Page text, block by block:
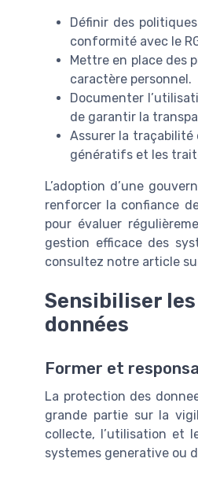
Définir des
conformité avec le
Mettre en place des
caractère personnel.
Documenter
de garantir la
Assurer la traçabilité
génératifs et les
L’adoption d’une
renforcer la confiance
pour évaluer
gestion efficace des
consultez notre article
Sensibiliser
données
Former et
La protection des
grande partie sur la
collecte, l’utilisation et
systemes generative ou